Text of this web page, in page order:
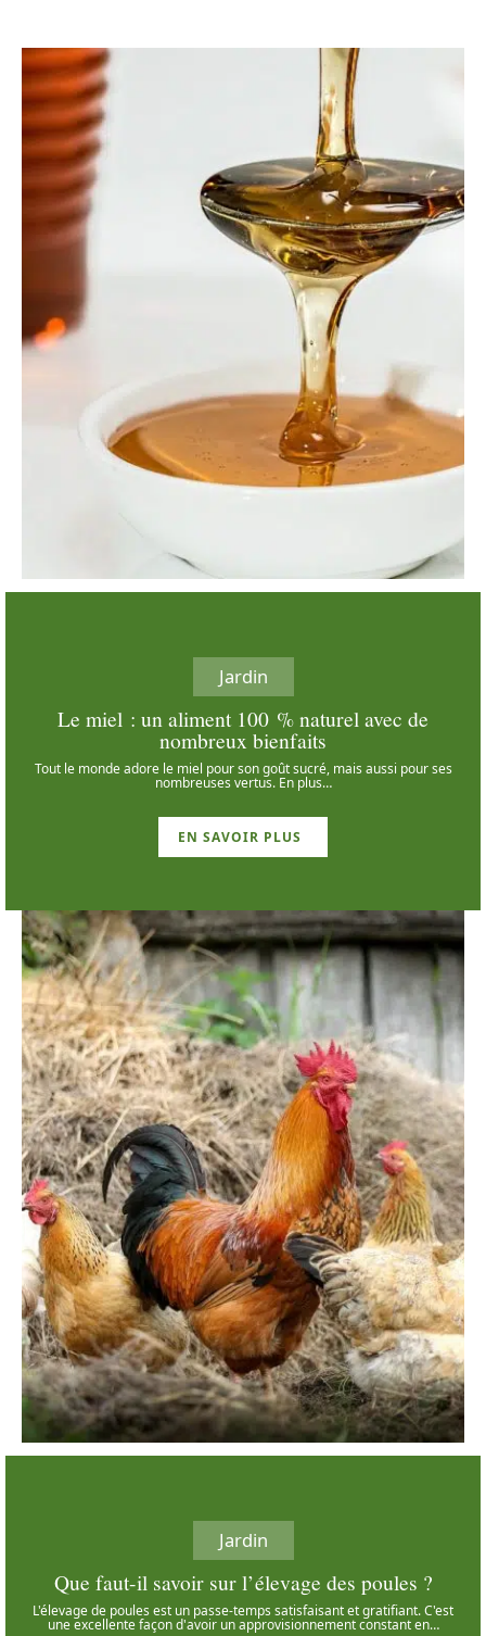
Jardin
Le miel : un aliment 100 % naturel avec de
nombreux bienfaits
Tout le monde adore le miel pour son goût sucré, mais aussi pour ses
nombreuses vertus. En plus…
EN SAVOIR PLUS
Jardin
Que faut-il savoir sur l’élevage des poules ?
L'élevage de poules est un passe-temps satisfaisant et gratifiant. C'est
une excellente façon d'avoir un approvisionnement constant en…